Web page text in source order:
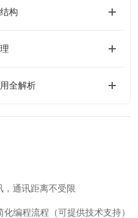
构
全解析
，通讯距离不受限
程流程（可提供技术支持）